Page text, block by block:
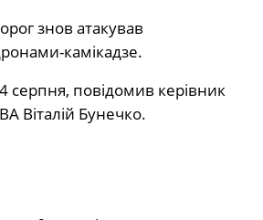
знов атакував
камікадзе.
серпня, повідомив керівник
Віталій Бунечко.